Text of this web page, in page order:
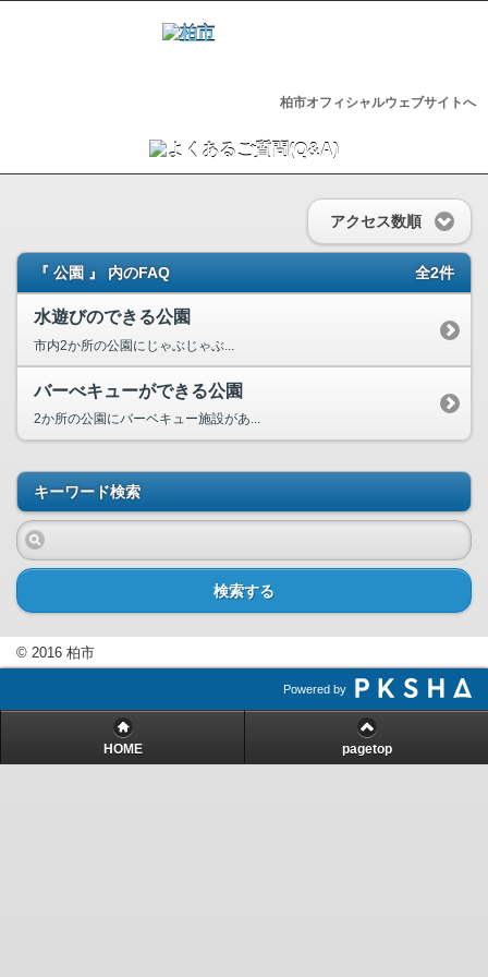
柏市オフィシャルウェブサイトへ
アクセス数順
『 公園 』 内のFAQ 全2件
水遊びのできる公園
市内2か所の公園にじゃぶじゃぶ...
バーべキューができる公園
2か所の公園にバーベキュー施設があ...
キーワード検索
検索する
© 2016 柏市
Powered by
HOME pagetop